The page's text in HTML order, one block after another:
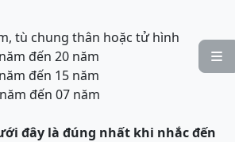

tù chung thân hoặc tử hình
đến 20 năm
đến 15 năm
đến 07 năm
đây là đúng nhất khi nhắc đến